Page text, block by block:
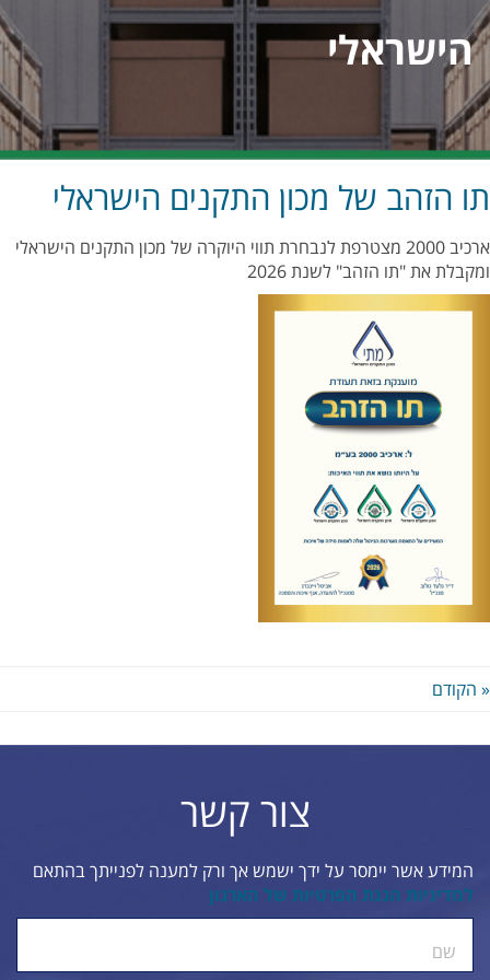
הישראלי
תו הזהב של מכון התקנים הישראלי
ארכיב 2000 מצטרפת לנבחרת תווי היוקרה של מכון התקנים הישראלי
ומקבלת את "תו הזהב" לשנת 2026
« הקודם
צור קשר
המידע אשר יימסר על ידך ישמש אך ורק למענה לפנייתך בהתאם
למדיניות הגנת הפרטיות של הארגון
שם